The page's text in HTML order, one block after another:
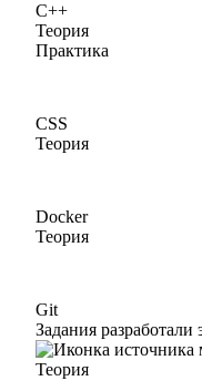
C++
Теория
Практика
CSS
Теория
Docker
Теория
Git
Задания
Теория